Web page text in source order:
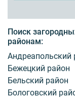
Поиск
районам:
Андреапольский
Бежецкий район
Бельский район
Бологовский